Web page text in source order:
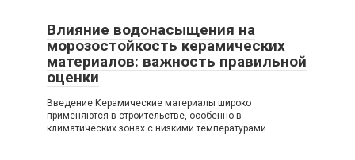
Влияние водонасыщения на
морозостойкость керамических
материалов: важность правильной
оценки
Введение Керамические материалы широко
применяются в строительстве, особенно в
климатических зонах с низкими температурами.